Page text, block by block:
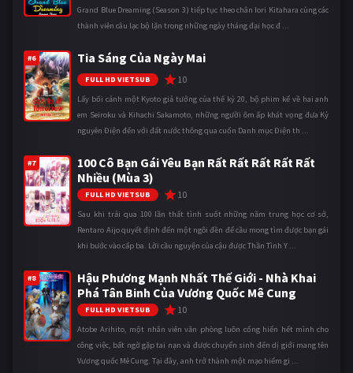
Grand Blue Dreaming (Season 3) tiếp tục theo chân Iori Kitahara cùng các
thành viên câu lạc bộ lặn trong những ngày tháng đại học đ ...
#6 Tia Sáng Của Ngày Mai
FULL HD VIETSUB 10
Lấy bối cảnh một Kyoto giả tưởng của thế kỷ 20, bộ phim kể về hai anh
em Seiroku và Kihachi Sakamoto, những người ôm ấp khát vọng đưa Kỷ
nguyên Điện đến với đất nước thông qua cuốn Danh mục Điện th ...
#7
100 Cô Bạn Gái Yêu Bạn Rất Rất Rất Rất Rất
Nhiều (Mùa 3)
FULL HD VIETSUB 10
Sau khi trải qua 100 lần thất tình suốt những năm trung học cơ sở,
Rentaro Aijo quyết định đến một ngôi đền để cầu mong tìm được bạn gái
khi bước vào cấp ba. Lời cầu nguyện của cậu được Thần Tình Y ...
#8
Hậu Phương Mạnh Nhất Thế Giới - Nhà Khai
Phá Tân Binh Của Vương Quốc Mê Cung
FULL HD VIETSUB 10
Atobe Arihito, một nhân viên văn phòng luôn cống hiến hết mình cho
công việc, bất ngờ gặp tai nạn và được chuyển sinh đến dị giới mang tên
Vương quốc Mê Cung. Tại đây, anh trở thành một mạo hiểm gi ...